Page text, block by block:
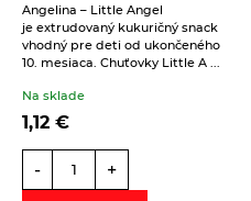
Angelina – Little Angel
je extrudovaný kukuričný snack
vhodný pre deti od ukončeného
10. mesiaca. Chuťovky Little A ...
Na sklade
1,12 €
- +